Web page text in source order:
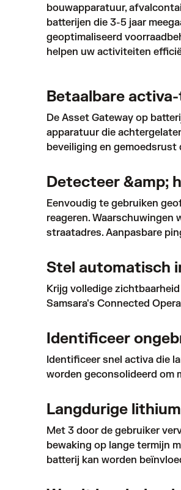
bouwapparatuur,
batterijen die 3-5 jaar
geoptimaliseerd
helpen uw activiteiten
Betaalbare
De Asset Gateway op
apparatuur die
beveiliging en gemoedsrust
Detecteer &amp;
Eenvoudig te gebruiken
reageren.
straatadres. Aanpasbare
Stel automatisch
Krijg volledige
Samsara's Connected
Identificeer
Identificeer snel activa die
worden geconsolideerd om
Langdurige
Met 3 door de gebruiker
bewaking op lange termijn
batterij kan worden